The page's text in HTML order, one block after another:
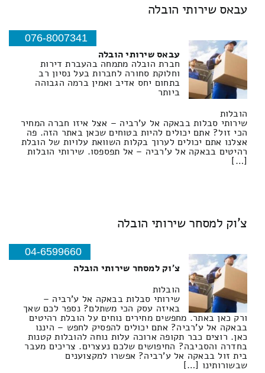
עבאס שירותי הובלה
076-8007341
עבאס שירותי הובלה
חברת הובלה מתמחה בהעברת דירות
וחלוקת סחורה לחברות בעל נסיון רב
בתחום יחס אדיב ואמין ברמה הגבוהה
ביותר
הובלות
שירותי סבלות בבאקה אל ע'רביה – אצל איזו חברה המחיר
הכי זול? אתם יכולים להיות בטוחים שכאן באתר הזה. פה
אצלנו אתם יכולים לערוך בקלות השוואת עלויות של הובלת
רהיטים בבאקה אל ע'רביה – אל תפספסו. שירותי הובלות
[…]
צ'וק למסחר שירותי הובלה
04-6599660
צ'וק למסחר שירותי הובלה
הובלות
שירותי סבלות בבאקה אל ע'רביה –
באיזה עסק הכי משתלם? נספר לכם שאך
ורק כאן באתר. מחפשים מחירים נוחים על הובלת רהיטים
בבאקה אל ע'רביה? אתם יכולים להפסיק לחפש – היננו
כאן. רוצים כבר תקופה ארוכה עלות נוחה להובלות קטנות
בחדרה והסביבה? החיפושים שלכם נעצרים. צריכים מעבר
בית זול בבאקה אל ע'רביה? אפשרו למקצוענים
שבשורותינו […]